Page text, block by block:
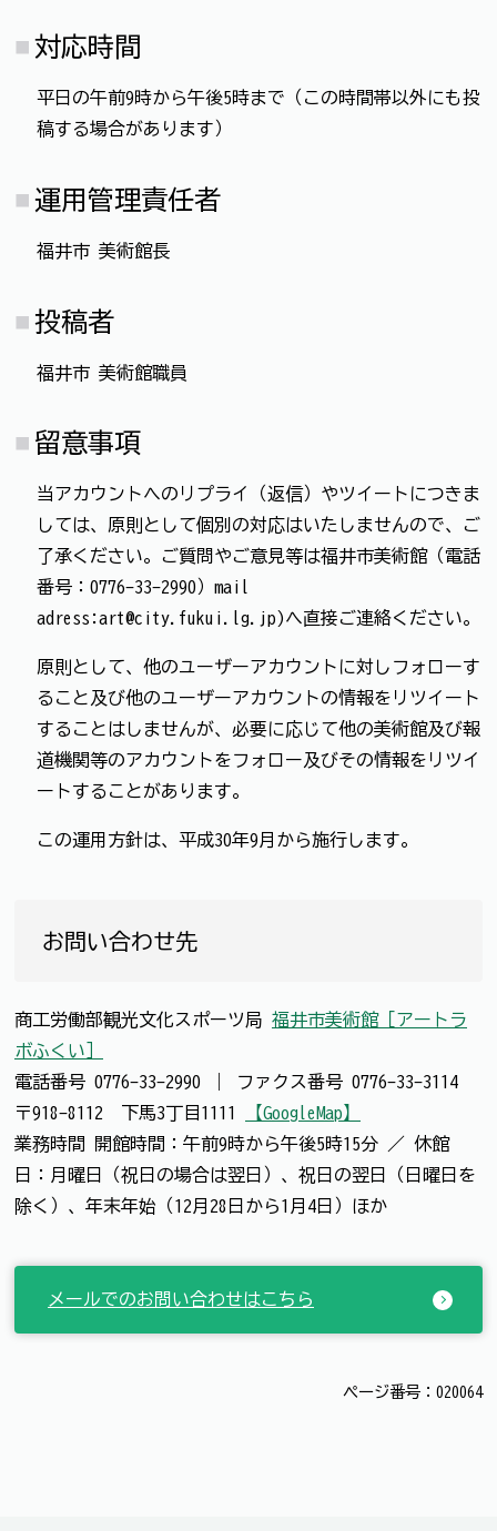
対応時間
平日の午前9時から午後5時まで（この時間帯以外にも投
稿する場合があります）
運用管理責任者
福井市 美術館長
投稿者
福井市 美術館職員
留意事項
当アカウントへのリプライ（返信）やツイートにつきま
しては、原則として個別の対応はいたしませんので、ご
了承ください。ご質問やご意見等は福井市美術館（電話
番号：0776-33-2990）mail
adress:art@city.fukui.lg.jp)へ直接ご連絡ください。
原則として、他のユーザーアカウントに対しフォローす
ること及び他のユーザーアカウントの情報をリツイート
することはしませんが、必要に応じて他の美術館及び報
道機関等のアカウントをフォロー及びその情報をリツイ
ートすることがあります。
この運用方針は、平成30年9月から施行します。
お問い合わせ先
商工労働部観光文化スポーツ局 福井市美術館［アートラ
ボふくい］
電話番号 0776-33-2990 ファクス番号 0776-33-3114
〒918-8112 下馬3丁目1111
【GoogleMap】
業務時間 開館時間：午前9時から午後5時15分 ／ 休館
日：月曜日（祝日の場合は翌日）、祝日の翌日（日曜日を
除く）、年末年始（12月28日から1月4日）ほか
メールでのお問い合わせはこちら
ページ番号：020064